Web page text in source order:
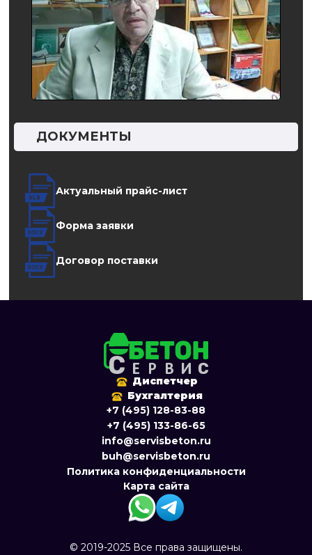
ДОКУМЕНТЫ
Актуальный прайс-лист
Форма заявки
Договор поставки
Диспетчер
Бухгалтерия
+7 (495) 128-83-88
+7 (495) 133-86-65
info@servisbeton.ru
buh@servisbeton.ru
Политика конфиденциальности
Карта сайта
© 2019-2025 Все права защищены.